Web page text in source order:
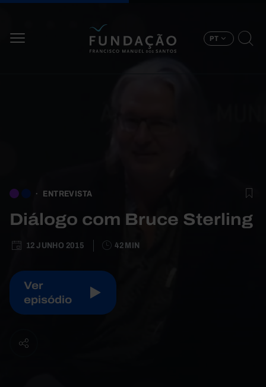
PT
ENTREVISTA
Diálogo com Bruce Sterling
12 JUNHO 2015 42 MIN
Ver
episódio